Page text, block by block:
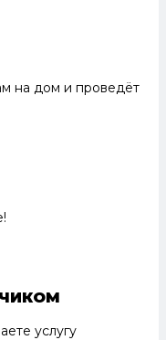
на дом и проведёт
услугу